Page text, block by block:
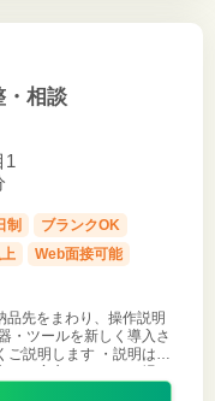
・相談
1
制
ブランクOK
Web面接可能
品先をまわり、操作説明
・ツールを新しく導入さ
説明します ・説明はマ
も安心です ・その場で